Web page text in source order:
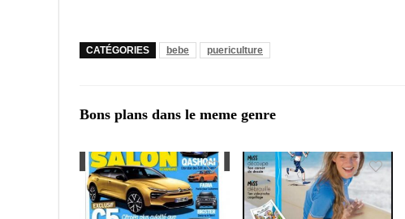
CATÉGORIES bebe puericulture
Bons plans dans le meme genre